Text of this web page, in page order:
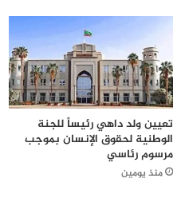
تعيين ولد داهي رئيساً للجنة
الوطنية لحقوق الإنسان بموجب
مرسوم رئاسي
منذ يومين